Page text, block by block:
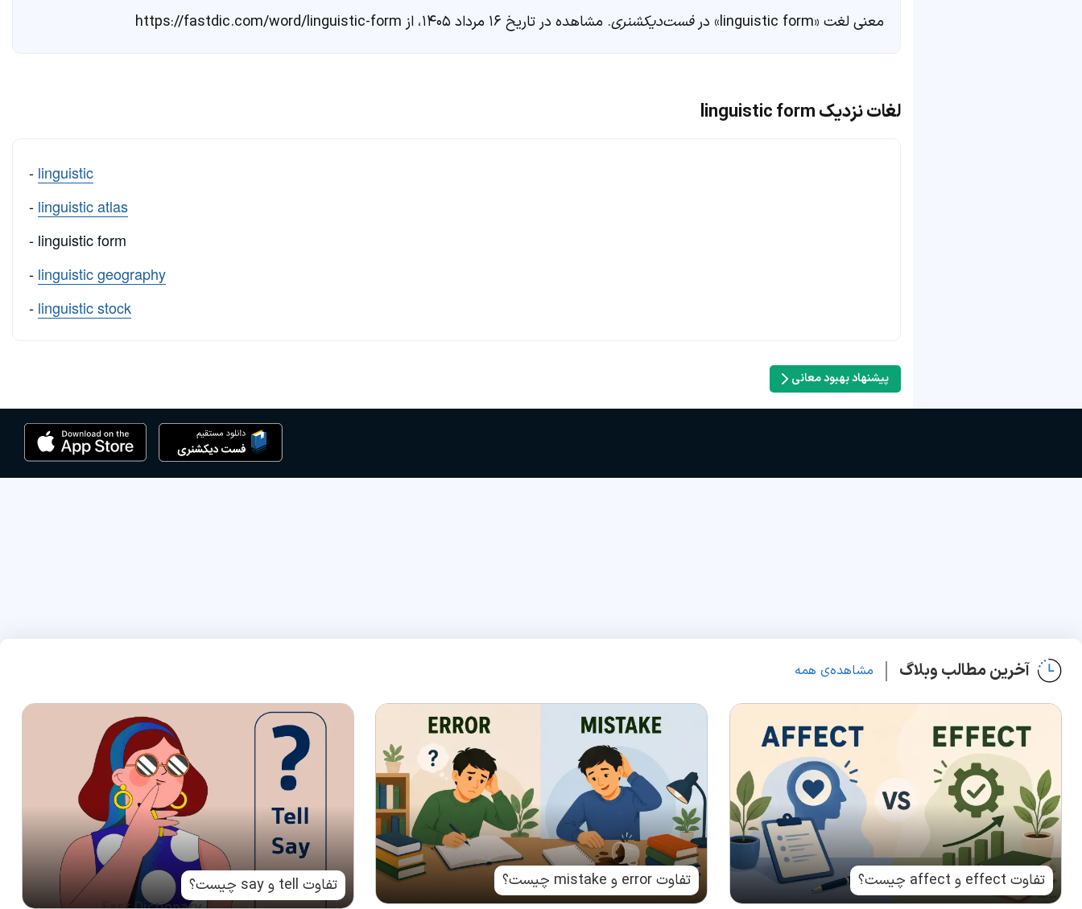
معنی لغت «linguistic form» در فست‌دیکشنری. مشاهده در تاریخ ۱۶ مرداد ۱۴۰۵، از https://fastdic.com/word/linguistic-form
لغات نزدیک linguistic form
- linguistic
- linguistic atlas
- linguistic form
- linguistic geography
- linguistic stock
پیشنهاد بهبود معانی
آخرین مطالب وبلاگ مشاهده‌ی همه
تفاوت effect و affect چیست؟ تفاوت error و mistake چیست؟ تفاوت tell و say چیست؟